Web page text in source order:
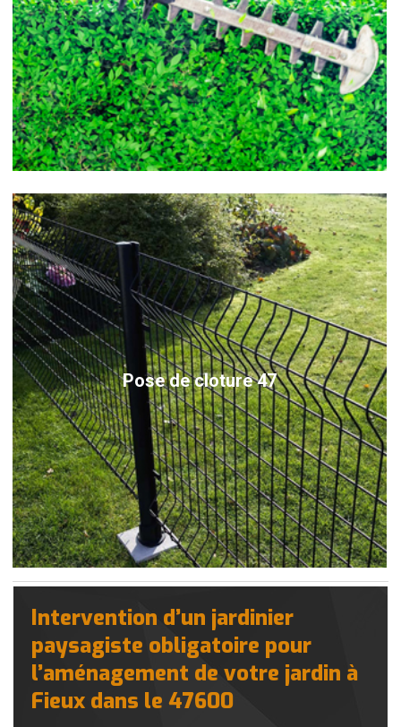
Pose de cloture 47
Intervention d’un jardinier
paysagiste obligatoire pour
l’aménagement de votre jardin à
Fieux dans le 47600